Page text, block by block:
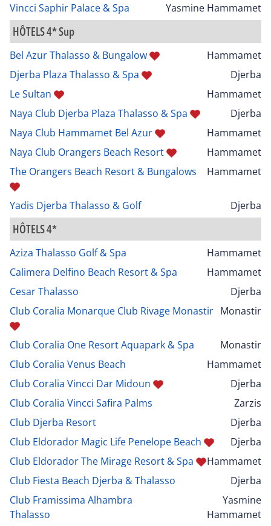
Vincci Saphir Palace & Spa
Yasmine Hammamet
HÔTELS 4* Sup
Bel Azur Thalasso & Bungalow
Hammamet
Djerba Plaza Thalasso & Spa
Djerba
Le Sultan
Hammamet
Naya Club Djerba Plaza Thalasso & Spa
Djerba
Naya Club Hammamet Bel Azur
Hammamet
Naya Club Orangers Beach Resort
Hammamet
The Orangers Beach Resort & Bungalows
Hammamet
Yadis Djerba Thalasso & Golf Djerba
HÔTELS 4*
Aziza Thalasso Golf & Spa
Hammamet
Calimera Delfino Beach Resort & Spa
Hammamet
Cesar Thalasso
Djerba
Club Coralia Monarque Club Rivage Monastir Monastir
Club Coralia One Resort Aquapark & Spa
Monastir
Club Coralia Venus Beach
Hammamet
Club Coralia Vincci Dar Midoun
Djerba
Club Coralia Vincci Safira Palms
Zarzis
Club Djerba Resort
Djerba
Club Eldorador Magic Life Penelope Beach
Djerba
Club Eldorador The Mirage Resort & Spa
Hammamet
Club Fiesta Beach Djerba & Thalasso
Djerba
Club Framissima Alhambra
Thalasso
Yasmine
Hammamet